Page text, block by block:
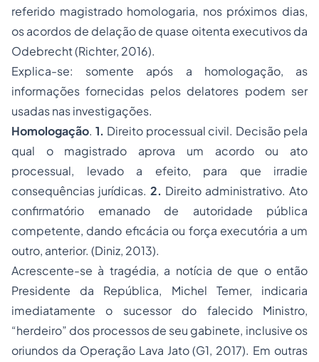
referido magistrado homologaria, nos próximos dias,
os acordos de delação de quase oitenta executivos da
Odebrecht (Richter, 2016).
Explica-se: somente após a homologação, as
informações fornecidas pelos delatores podem ser
usadas nas investigações.
Homologação. 1. Direito processual civil. Decisão pela
qual o magistrado aprova um acordo ou ato
processual, levado a efeito, para que irradie
consequências jurídicas. 2. Direito administrativo. Ato
confirmatório emanado de autoridade pública
competente, dando eficácia ou força executória a um
outro, anterior. (Diniz, 2013).
Acrescente-se à tragédia, a notícia de que o então
Presidente da República, Michel Temer, indicaria
imediatamente o sucessor do falecido Ministro,
“herdeiro” dos processos de seu gabinete, inclusive os
oriundos da Operação Lava Jato (G1, 2017). Em outras